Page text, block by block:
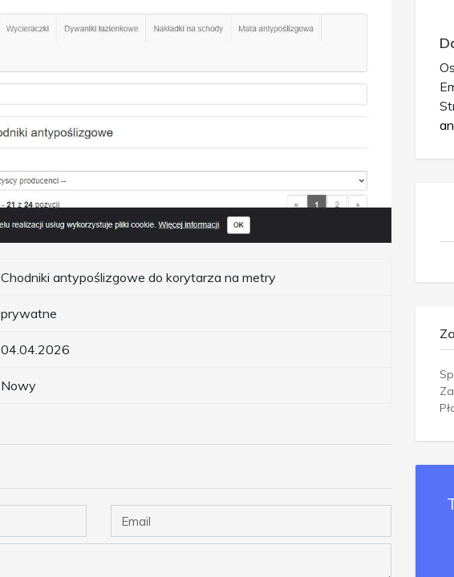
Chodniki antypoślizgowe do korytarza na metry
prywatne
04.04.2026
Nowy